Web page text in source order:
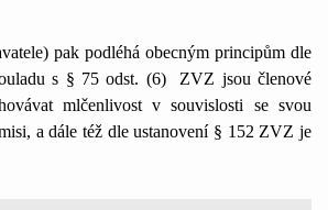
pak podléhá obecným principům dle
s § 75 odst. (6)
ZVZ jsou členové
mlčenlivost v souvislosti se svou
a dále též dle ustanovení § 152 ZVZ je